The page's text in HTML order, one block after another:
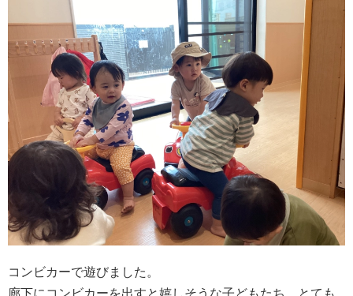
コンビカーで遊びました。
廊下にコンビカーを出すと嬉しそうな子どもたち、とても